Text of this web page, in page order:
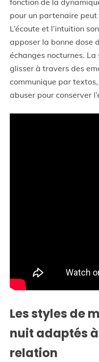
fonction de la
pour un partenaire
L’écoute et l’intuition
apposer la bonne dose
échanges nocturnes.
glisser à travers des
communique par
abuser pour conserver
Les styles de
nuit adaptés
relation